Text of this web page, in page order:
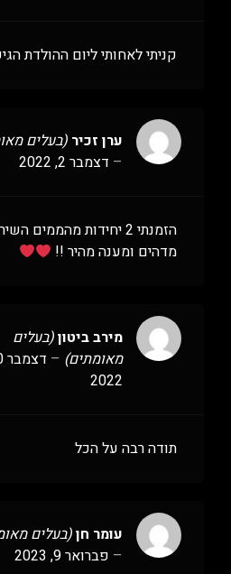
קניתי לאחותי ליום ההולדת הגיע תוך 17
ערן זכיר (בעלים
– דצמבר 2, 2022
הזמנתי 2 יחידות
מדהים ומענה מהיר !!
מירב ביטון(בעלים
מאומתים) –
2022
תודה רבה על הכל
עומר חן(בעלים
– פברואר 9, 2023